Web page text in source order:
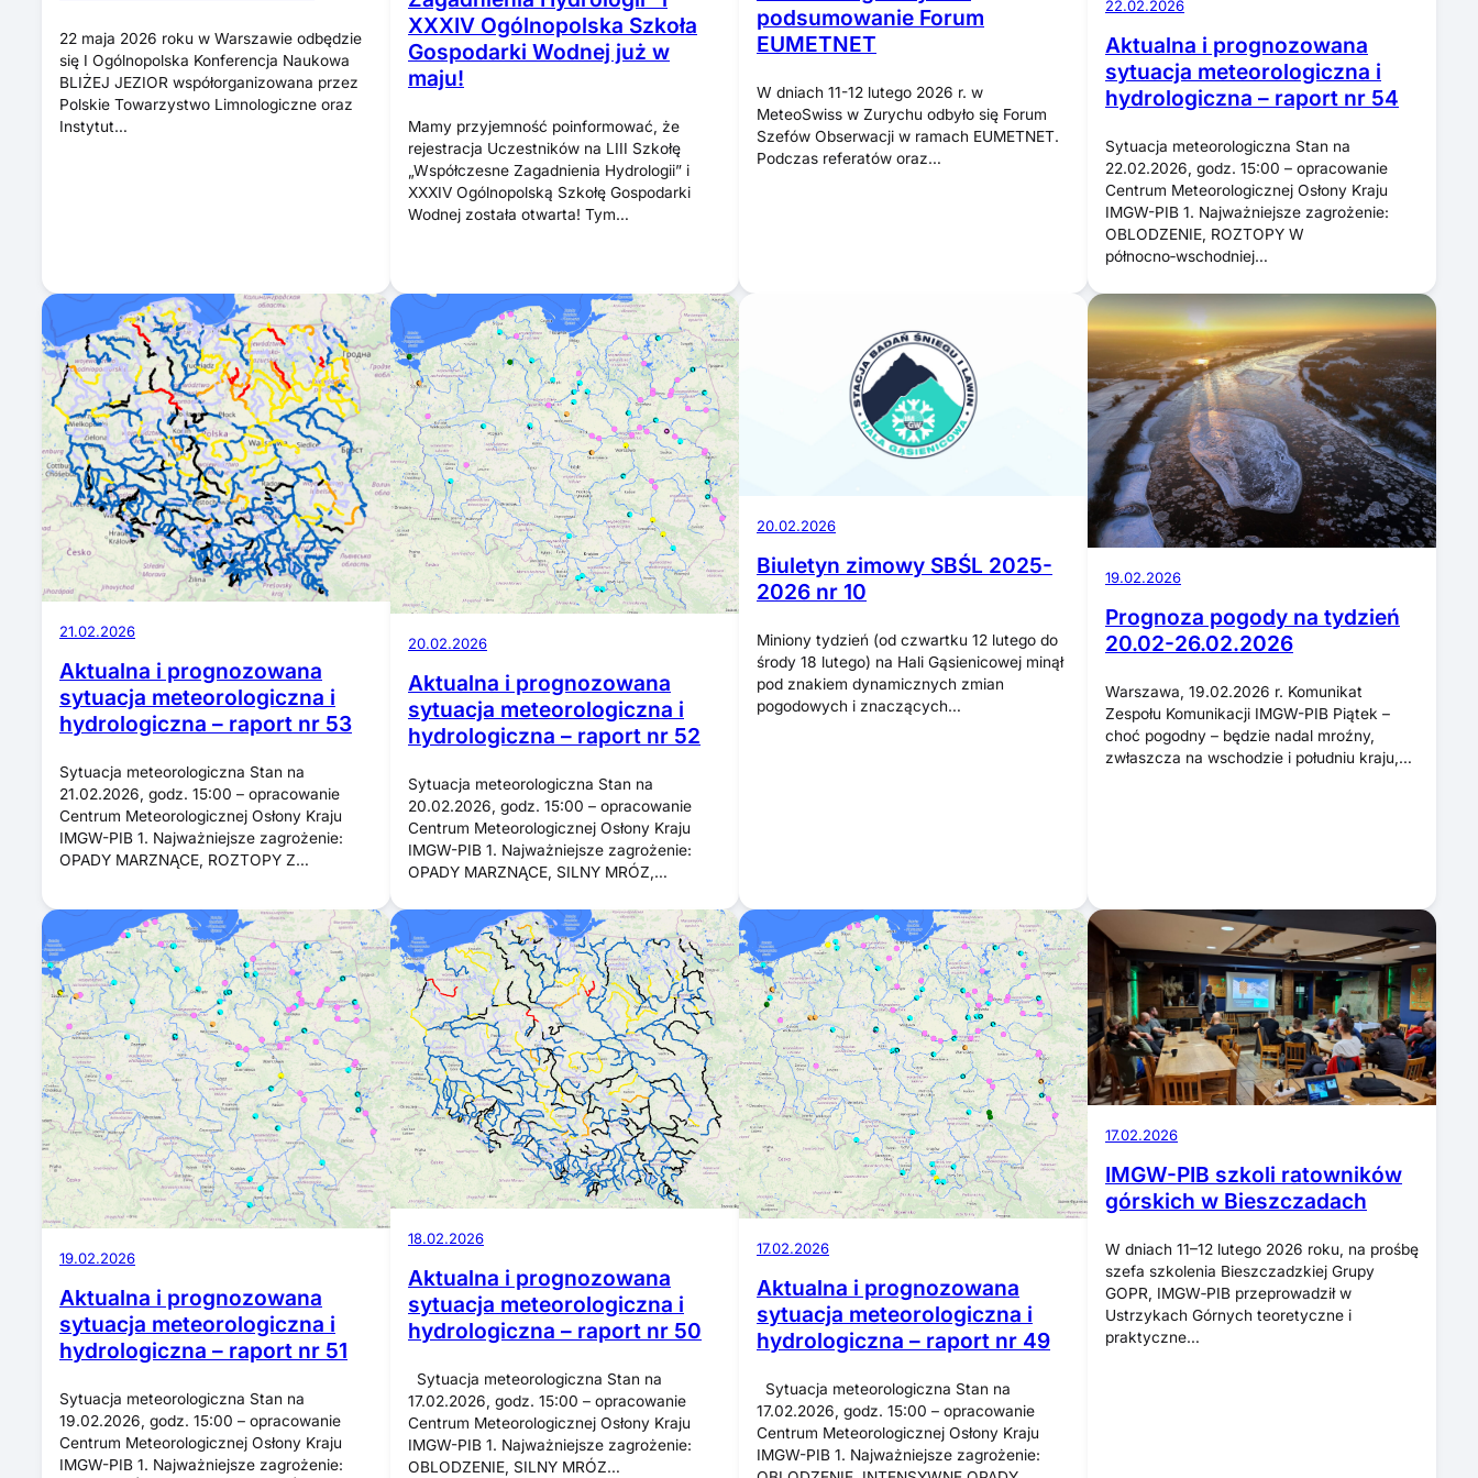
22 maja 2026 roku w Warszawie odbędzie
się I Ogólnopolska Konferencja Naukowa
BLIŻEJ JEZIOR współorganizowana przez
Polskie Towarzystwo Limnologiczne oraz
Instytut…
XXXIV Ogólnopolska Szkoła
Gospodarki Wodnej już w
maju!
Mamy przyjemność poinformować, że
rejestracja Uczestników na LIII Szkołę
„Współczesne Zagadnienia Hydrologii” i
XXXIV Ogólnopolską Szkołę Gospodarki
Wodnej została otwarta! Tym…
podsumowanie Forum
EUMETNET
W dniach 11-12 lutego 2026 r. w
MeteoSwiss w Zurychu odbyło się Forum
Szefów Obserwacji w ramach EUMETNET.
Podczas referatów oraz…
22.02.2026
Aktualna i prognozowana
sytuacja meteorologiczna i
hydrologiczna – raport nr 54
Sytuacja meteorologiczna Stan na
22.02.2026, godz. 15:00 – opracowanie
Centrum Meteorologicznej Osłony Kraju
IMGW-PIB 1. Najważniejsze zagrożenie:
OBLODZENIE, ROZTOPY W
północno‑wschodniej…
21.02.2026
Aktualna i prognozowana
sytuacja meteorologiczna i
hydrologiczna – raport nr 53
Sytuacja meteorologiczna Stan na
21.02.2026, godz. 15:00 – opracowanie
Centrum Meteorologicznej Osłony Kraju
IMGW-PIB 1. Najważniejsze zagrożenie:
OPADY MARZNĄCE, ROZTOPY Z…
20.02.2026
Aktualna i prognozowana
sytuacja meteorologiczna i
hydrologiczna – raport nr 52
Sytuacja meteorologiczna Stan na
20.02.2026, godz. 15:00 – opracowanie
Centrum Meteorologicznej Osłony Kraju
IMGW-PIB 1. Najważniejsze zagrożenie:
OPADY MARZNĄCE, SILNY MRÓZ,…
20.02.2026
Biuletyn zimowy SBŚL 2025-
2026 nr 10
Miniony tydzień (od czwartku 12 lutego do
środy 18 lutego) na Hali Gąsienicowej minął
pod znakiem dynamicznych zmian
pogodowych i znaczących…
19.02.2026
Prognoza pogody na tydzień
20.02-26.02.2026
Warszawa, 19.02.2026 r. Komunikat
Zespołu Komunikacji IMGW-PIB Piątek –
choć pogodny – będzie nadal mroźny,
zwłaszcza na wschodzie i południu kraju,…
19.02.2026
Aktualna i prognozowana
sytuacja meteorologiczna i
hydrologiczna – raport nr 51
Sytuacja meteorologiczna Stan na
19.02.2026, godz. 15:00 – opracowanie
Centrum Meteorologicznej Osłony Kraju
IMGW-PIB 1. Najważniejsze zagrożenie:
18.02.2026
Aktualna i prognozowana
sytuacja meteorologiczna i
hydrologiczna – raport nr 50
Sytuacja meteorologiczna Stan na
17.02.2026, godz. 15:00 – opracowanie
Centrum Meteorologicznej Osłony Kraju
IMGW-PIB 1. Najważniejsze zagrożenie:
OBLODZENIE, SILNY MRÓZ…
17.02.2026
Aktualna i prognozowana
sytuacja meteorologiczna i
hydrologiczna – raport nr 49
Sytuacja meteorologiczna Stan na
17.02.2026, godz. 15:00 – opracowanie
Centrum Meteorologicznej Osłony Kraju
IMGW-PIB 1. Najważniejsze zagrożenie:
17.02.2026
IMGW-PIB szkoli ratowników
górskich w Bieszczadach
W dniach 11–12 lutego 2026 roku, na prośbę
szefa szkolenia Bieszczadzkiej Grupy
GOPR, IMGW‑PIB przeprowadził w
Ustrzykach Górnych teoretyczne i
praktyczne…